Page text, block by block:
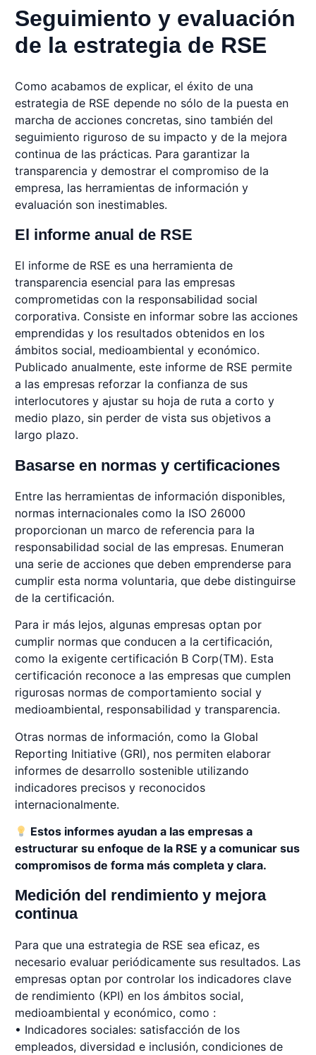
Seguimiento y evaluación
de la estrategia de RSE
Como acabamos de explicar, el éxito de una
estrategia de RSE depende no sólo de la puesta en
marcha de acciones concretas, sino también del
seguimiento riguroso de su impacto y de la mejora
continua de las prácticas. Para garantizar la
transparencia y demostrar el compromiso de la
empresa, las herramientas de información y
evaluación son inestimables.
El informe anual de RSE
El informe de RSE es una herramienta de
transparencia esencial para las empresas
comprometidas con la responsabilidad social
corporativa. Consiste en informar sobre las acciones
emprendidas y los resultados obtenidos en los
ámbitos social, medioambiental y económico.
Publicado anualmente, este informe de RSE permite
a las empresas reforzar la confianza de sus
interlocutores y ajustar su hoja de ruta a corto y
medio plazo, sin perder de vista sus objetivos a
largo plazo.
Basarse en normas y certificaciones
Entre las herramientas de información disponibles,
normas internacionales como la ISO 26000
proporcionan un marco de referencia para la
responsabilidad social de las empresas. Enumeran
una serie de acciones que deben emprenderse para
cumplir esta norma voluntaria, que debe distinguirse
de la certificación.
Para ir más lejos, algunas empresas optan por
cumplir normas que conducen a la certificación,
como la exigente certificación B Corp(TM). Esta
certificación reconoce a las empresas que cumplen
rigurosas normas de comportamiento social y
medioambiental, responsabilidad y transparencia.
Otras normas de información, como la Global
Reporting Initiative (GRI), nos permiten elaborar
informes de desarrollo sostenible utilizando
indicadores precisos y reconocidos
internacionalmente.
Estos informes ayudan a las empresas a
estructurar su enfoque de la RSE y a comunicar sus
compromisos de forma más completa y clara.
Medición del rendimiento y mejora
continua
Para que una estrategia de RSE sea eficaz, es
necesario evaluar periódicamente sus resultados. Las
empresas optan por controlar los indicadores clave
de rendimiento (KPI) en los ámbitos social,
medioambiental y económico, como :
• Indicadores sociales: satisfacción de los
empleados, diversidad e inclusión, condiciones de